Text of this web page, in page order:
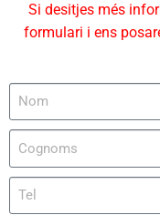
Si desitjes més
formulari i ens